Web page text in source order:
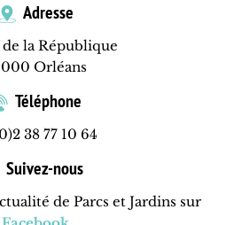
Adresse
de la République
Orléans
Téléphone
38 77 10 64
Suivez-nous
de Parcs et Jardins sur